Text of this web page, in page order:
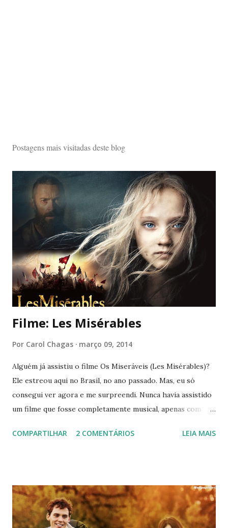
Postagens mais visitadas deste blog
Filme: Les Misérables
Por Carol Chagas março 09, 2014
Alguém já assistiu o filme Os Miseráveis (Les Misérables)?
Ele estreou aqui no Brasil, no ano passado. Mas, eu só
consegui ver agora e me surpreendi. Nunca havia assistido
um filme que fosse completamente musical, apenas com
Rock, Grease, Footloose). Com um elenco invejável: Hugh
encantadoras. O cenário e a fotografia são deslumbrantes,
tanto que eu assisti pelo computador e ainda assim,
mergulhei na história. Sinopse: Adaptação de musical da
COMPARTILHAR 2 COMENTÁRIOS LEIA MAIS